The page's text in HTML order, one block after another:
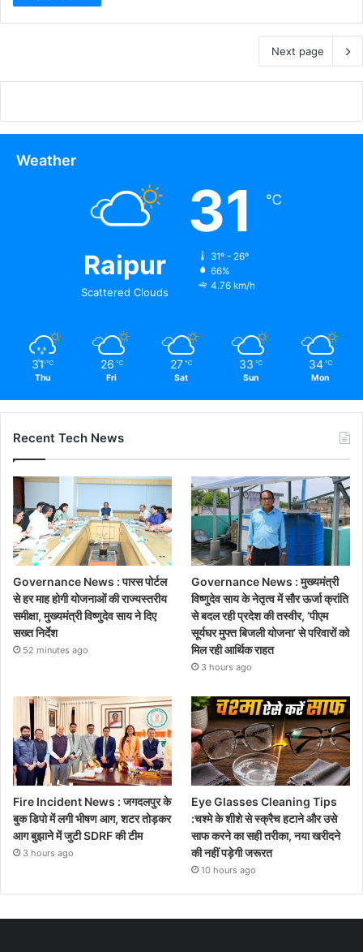
Next page
Weather
Raipur
Scattered Clouds
31 ℃
31º - 26º
66%
4.76 km/h
31 ℃
Thu
26 ℃
Fri
27 ℃
Sat
33 ℃
Sun
34 ℃
Mon
Recent Tech News
Governance News : पारस पोर्टल
से हर माह होगी योजनाओं की राज्यस्तरीय
समीक्षा, मुख्यमंत्री विष्णुदेव साय ने दिए
सख्त निर्देश
52 minutes ago
Governance News : मुख्यमंत्री
विष्णुदेव साय के नेतृत्व में सौर ऊर्जा क्रांति
से बदल रही प्रदेश की तस्वीर, ‘पीएम
सूर्यघर मुफ्त बिजली योजना’ से परिवारों को
मिल रही आर्थिक राहत
3 hours ago
Fire Incident News : जगदलपुर के
बुक डिपो में लगी भीषण आग, शटर तोड़कर
आग बुझाने में जुटी SDRF की टीम
3 hours ago
Eye Glasses Cleaning Tips
:चश्मे के शीशे से स्क्रैच हटाने और उसे
साफ करने का सही तरीका, नया खरीदने
की नहीं पड़ेगी जरूरत
10 hours ago